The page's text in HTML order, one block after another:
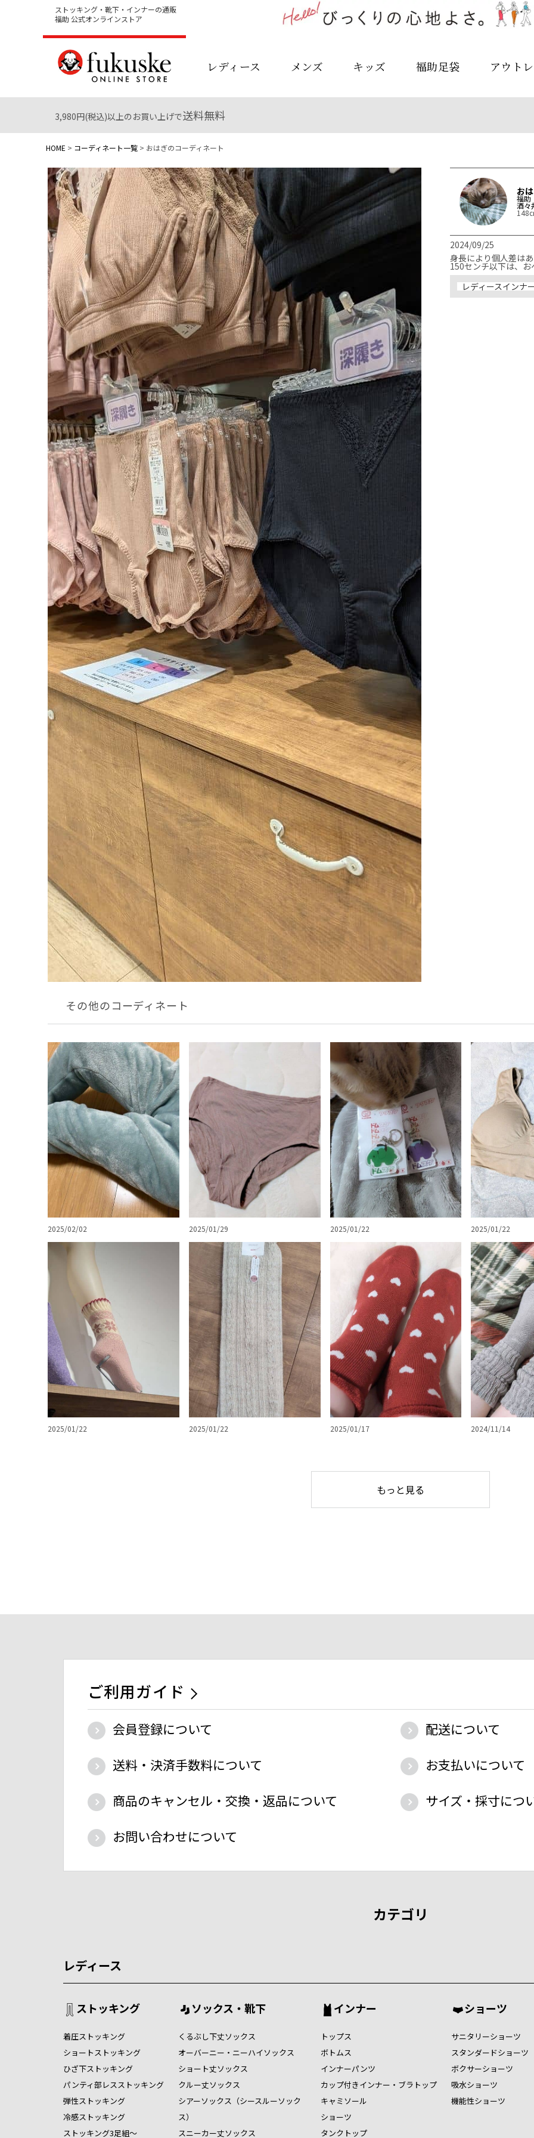
ストッキング・靴下・インナーの通販
福助 公式オンラインストア
レディース メンズ キッズ 福助足袋 アウト
3,980円(税込)以上のお買い上げで送料無料
HOME コーディネート一覧 おはぎのコーディネート
お
福助
酒々
2024/09/25
身長により個人差は
レディースインナ
その他のコーディネート
2025/02/02 2025/01/29 2025/01/22 2025/01/22
2025/01/22 2025/01/22 2025/01/17 2024/11/14
もっと見る
ご利用ガイド
会員登録について
配送について
送料・決済手数料について
お支払いについて
商品のキャンセル・交換・返品について
サイズ・採寸につ
お問い合わせについて
カテゴリ
レディース
ストッキング
着圧ストッキング
ショートストッキング
ひざ下ストッキング
パンティ部レスストッキング
弾性ストッキング
冷感ストッキング
ストッキング3足組～
ソックス・靴下
くるぶし下丈ソックス
オーバーニー・ニーハイソックス
ショート丈ソックス
クルー丈ソックス
シアーソックス（シースルーソック
ス）
スニーカー丈ソックス
インナー
トップス
ボトムス
インナーパンツ
カップ付きインナー・ブラトップ
キャミソール
ショーツ
タンクトップ
ショーツ
サニタリーショーツ
スタンダードショーツ
ボクサーショーツ
吸水ショーツ
機能性ショーツ